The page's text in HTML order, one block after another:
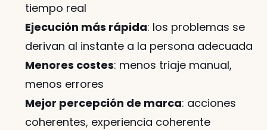
tiempo real
Ejecución más rápida: los problemas se
derivan al instante a la persona adecuada
Menores costes: menos triaje manual,
menos errores
Mejor percepción de marca: acciones
coherentes, experiencia coherente